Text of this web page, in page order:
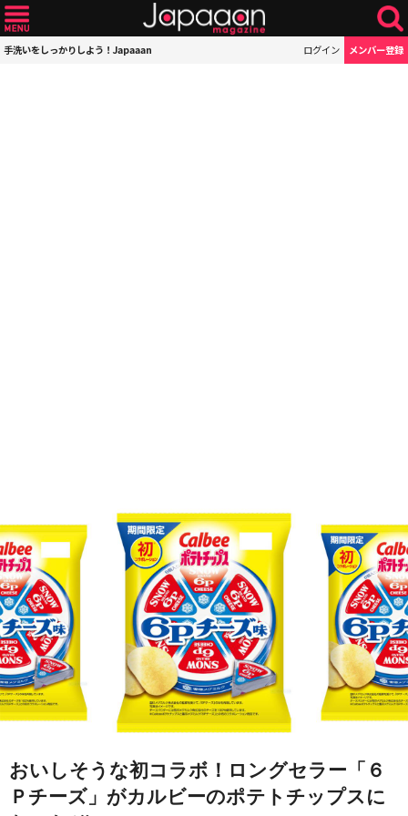
手洗いをしっかりしよう！Japaaan ログイン メンバー登録
おいしそうな初コラボ！ロングセラー「６
Ｐチーズ」がカルビーのポテトチップスに